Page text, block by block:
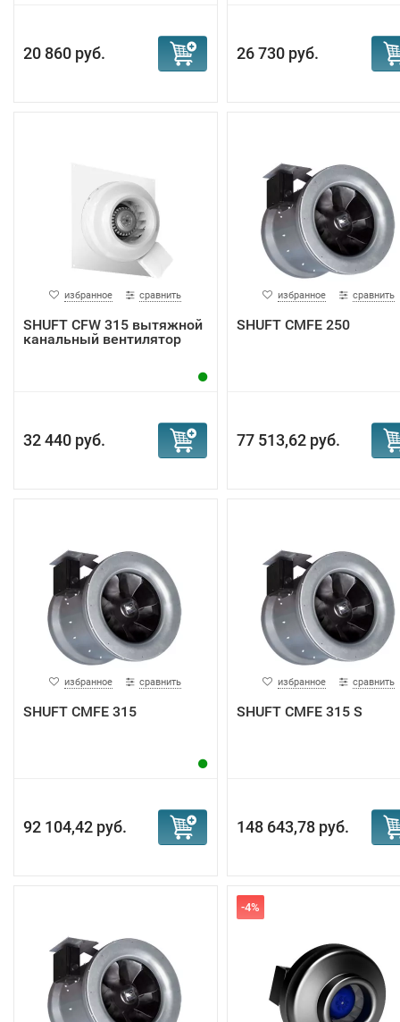
20 860 руб. 26 730 руб.
избранное сравнить
SHUFT CFW 315 вытяжной
канальный вентилятор
32 440 руб.
избранное сравнить
SHUFT CMFE 250
77 513,62 руб.
избранное сравнить
SHUFT CMFE 315
92 104,42 руб.
избранное сравнить
SHUFT CMFE 315 S
148 643,78 руб.
-4%